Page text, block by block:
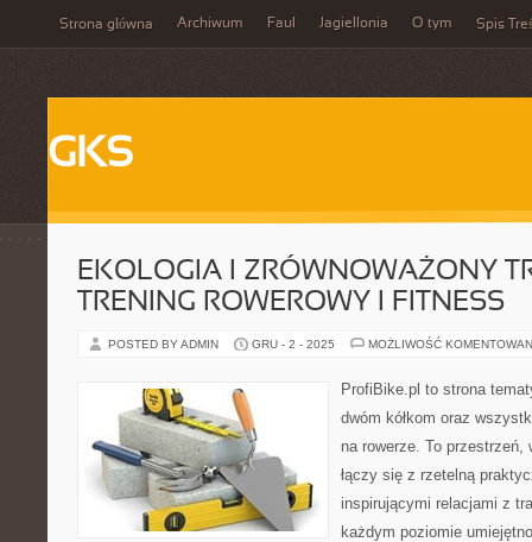
Strona główna Archiwum Faul Jagiellonia O tym Spis
GKS
EKOLOGIA I ZRÓWNOWAŻONY
TRENING ROWEROWY I FITNESS
POSTED BY ADMIN GRU - 2 - 2025 MOŻLIWOŚĆ
ProfiBike.pl to strona
dwóm kółkom oraz
na rowerze. To przestrzeń,
łączy się z rzetelną
inspirującymi relacjami z
każdym poziomie